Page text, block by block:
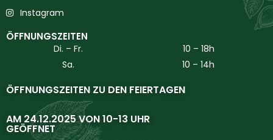
Instagram
ÖFFNUNGSZEITEN
Di. – Fr.
10 – 18h
Sa.
10 – 14h
ÖFFNUNGSZEITEN ZU DEN FEIERTAGEN
AM 24.12.2025 VON 10-13 UHR
GEÖFFNET